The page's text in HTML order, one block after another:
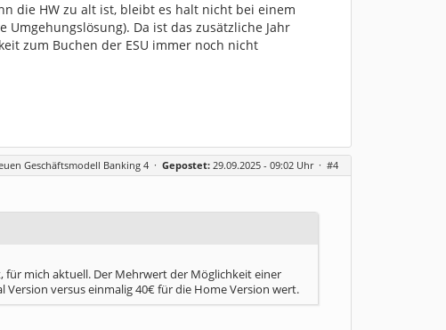
die HW zu alt ist, bleibt es halt nicht bei einem
Da ist das zusätzliche Jahr
zum Buchen der ESU immer noch nicht
Geschäftsmodell Banking 4 · Gepostet: 29.09.2025 - 09:02 Uhr · #4
für mich aktuell. Der Mehrwert der Möglichkeit einer
versus einmalig 40€ für die Home Version wert.